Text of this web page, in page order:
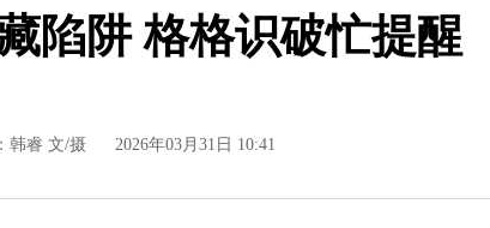
陷阱 格格识破忙提醒
韩睿 文/摄 2026年03月31日 10:41